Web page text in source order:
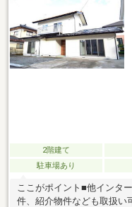
2階建て
駐車場あり
ここがポイント■他インタ
件、紹介物件なども取扱い